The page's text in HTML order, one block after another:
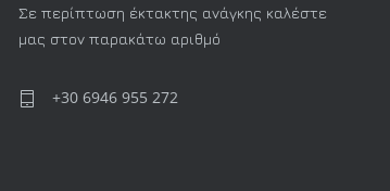
Σε περίπτωση έκτακτης ανάγκης καλέστε
μας στον παρακάτω αριθμό
+30 6946 955 272